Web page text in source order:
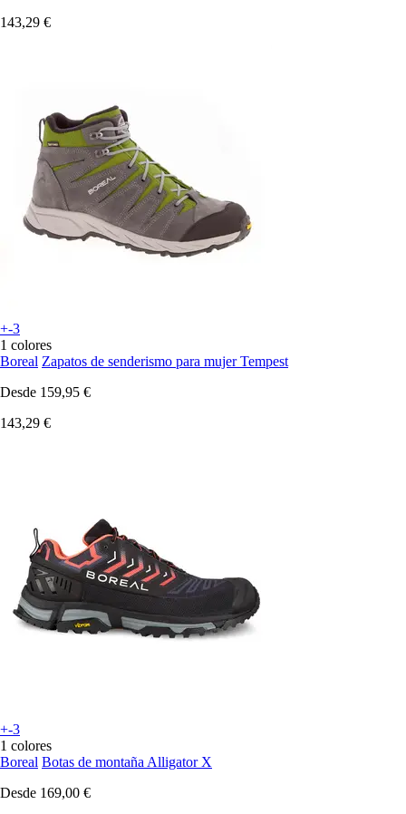
143,29 €
+-3
1 colores
Boreal Zapatos de senderismo para mujer Tempest
Desde 159,95 €
143,29 €
+-3
1 colores
Boreal Botas de montaña Alligator X
Desde 169,00 €